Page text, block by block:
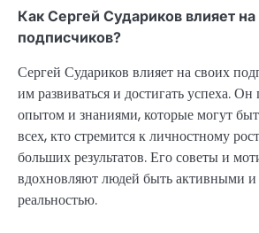
Как Сергей Судариков влияет на
подписчиков?
Сергей Судариков влияет на своих
им развиваться и достигать успеха.
опытом и знаниями, которые могут
всех, кто стремится к личностному
больших результатов. Его советы и
вдохновляют людей быть активными и
реальностью.